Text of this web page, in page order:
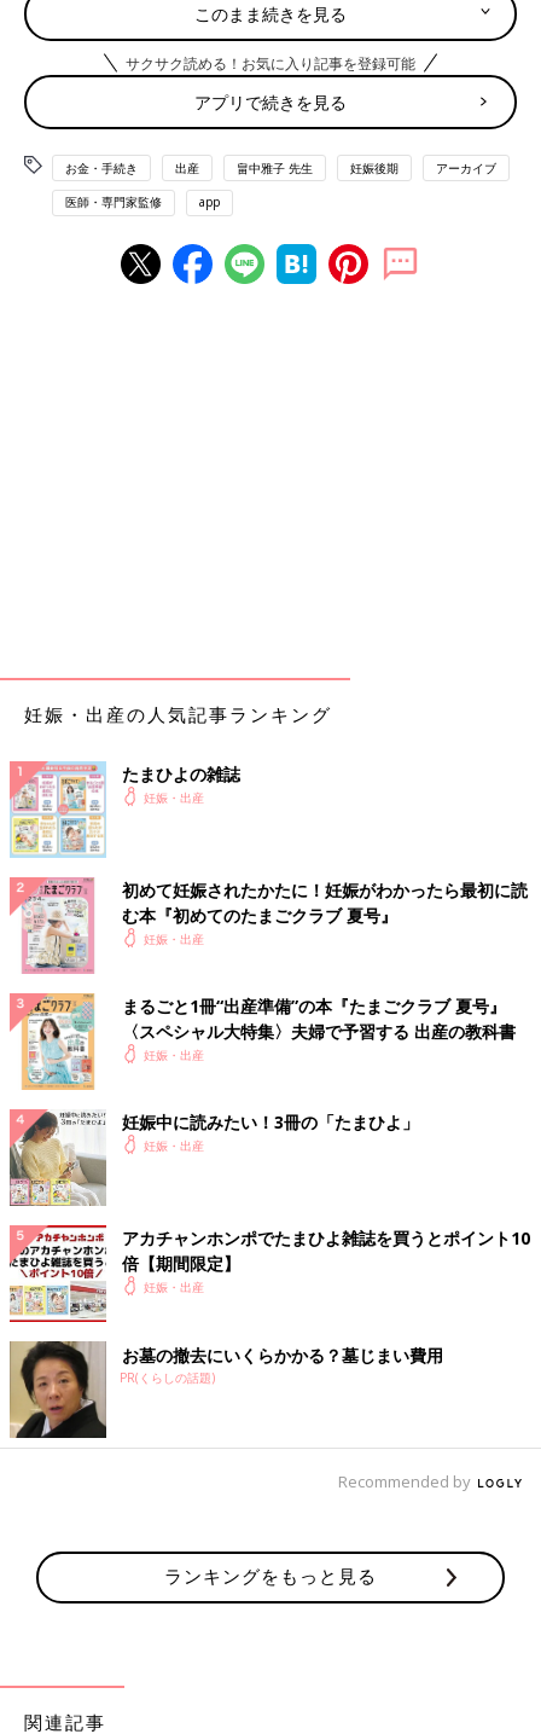
医療費控除をしない場合にできる特例、セルフメディ
ケーション税制にも注目！
「医療費控除（確定申告）」ここがポイント
医療費控除（確定申告）以外の活用できる制度
まとめ
医療費控除とは？ 1年間の医療費の確認をしましょ
税金が戻る条件と戻る金額は？
医療費控除で税金が戻ってくるのは、1年間で家族全員の医療費
が10万円を超えた人、または所得が200万円未満で医療費が1年
間に、所得の5％を超えた人が対象になります。
戻る金額は、「源泉徴収で前払いした所得税－実際に納めるべき
合）です。また、プラスαとして、翌年の住民税が下がるケース
も多くなります。
誰が申請すると良い？
世帯全員の1年間の医療費をまとめて計算できますが、生計を一
にしている場合は、所得の高い人のほうがまとめて医療費控除を
計算して良いことになっています。例えばパパママが共働きの場
合は、収入が多く、所得税率が高い人が申告したほうが、戻って
くる金額が増えるのです。
ただし、生計を一にしている家族の中に、年金生活で、所得税を
払っている親がいる場合には、親が申告したほうが有利になるケ
ースもあります。年金生活では所得が200万円未満になる人がほ
とんどなので、所得の5％が適用でき、差し引く金額を減らせる
からです。
医療費控除の申請期限は、対象とする期間の翌年の1月1日から5
年間有効です。例えば令和4年度（1月1日〜12月31日まで）の医
療費を申告する場合は、令和5年1月1日から申告できますが、令
あくまでも一例ですが、以下に医療費として含まれるものと含ま
医療費に含まれるもの
このまま続きを見る
サクサク読める！お気に入り記事を登録可能
アプリで続きを見る
お金・手続き 出産 畠中雅子 先生 妊娠後期 アーカイブ
医師・専門家監修 app
妊娠・出産の人気記事ランキング
たまひよの雑誌
妊娠・出産
初めて妊娠されたかたに！妊娠がわかったら最初に読
む本『初めてのたまごクラブ 夏号』
妊娠・出産
まるごと1冊“出産準備”の本『たまごクラブ 夏号』
〈スペシャル大特集〉夫婦で予習する 出産の教科書
妊娠・出産
妊娠中に読みたい！3冊の「たまひよ」
妊娠・出産
アカチャンホンポでたまひよ雑誌を買うとポイント10
倍【期間限定】
妊娠・出産
お墓の撤去にいくらかかる？墓じまい費用
PR(くらしの話題)
Recommended by
ランキングをもっと見る
関連記事